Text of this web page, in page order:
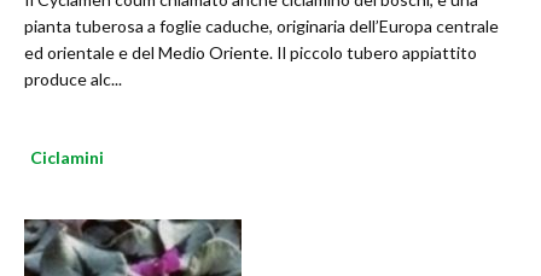
pianta tuberosa a foglie caduche, originaria dell’Europa centrale
ed orientale e del Medio Oriente. Il piccolo tubero appiattito
produce alc...
Ciclamini